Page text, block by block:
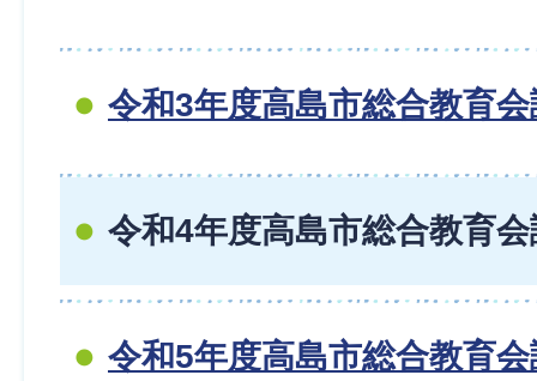
令和3年度高島市総合教育会
令和4年度高島市総合教育会
令和5年度高島市総合教育会